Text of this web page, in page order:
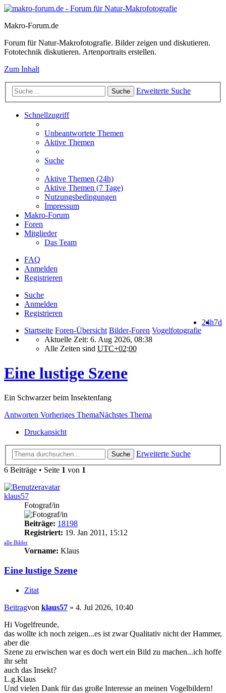
Makro-Forum.de
Forum für Natur-Makrofotografie. Bilder zeigen und diskutieren.
Fototechnik diskutieren. Artenportraits erstellen.
Zum Inhalt
Suche Erweiterte Suche
Schnellzugriff
Unbeantwortete Themen
Aktive Themen
Suche
Aktive Themen (24h)
Aktive Themen (7 Tage)
Nutzungsbedingungen
Impressum
Makro-Forum
Foren
Mitglieder
Das Team
FAQ
Anmelden
Registrieren
Suche
Anmelden
Registrieren
7d
24h
Startseite Foren-Übersicht Bilder-Foren Vogelfotografie
Aktuelle Zeit: 6. Aug 2026, 08:38
Alle Zeiten sind UTC+02:00
Eine lustige Szene
Ein Schwarzer beim Insektenfang
Antworten Vorheriges ThemaNächstes Thema
Druckansicht
Suche
Erweiterte Suche
6 Beiträge • Seite 1 von 1
klaus57
Fotograf/in
Beiträge: 18198
Registriert: 19. Jan 2011, 15:12
alle Bilder
Vorname: Klaus
Eine lustige Szene
Zitat
Beitragvon klaus57 » 4. Jul 2026, 10:40
Hi Vogelfreunde,
das wollte ich noch zeigen...es ist zwar Qualitativ nicht der Hammer,
aber die
Szene zu erwischen war es doch wert ein Bild zu machen...ich hoffe
ihr seht
auch das Insekt?
L.g.Klaus
Und vielen Dank für das große Interesse an meinen Vogelbildern!